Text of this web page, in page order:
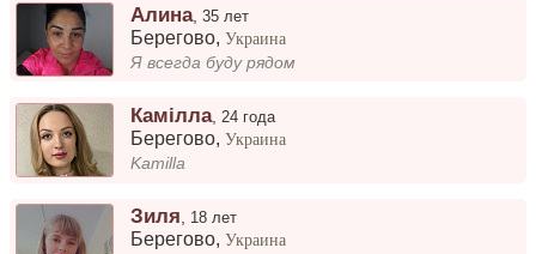
Алина,35 лет
Берегово,Украина
Я всегда буду рядом
Камілла, 24 года
Берегово,Украина
Kamilla
Зиля, 18 лет
Берегово,Украина